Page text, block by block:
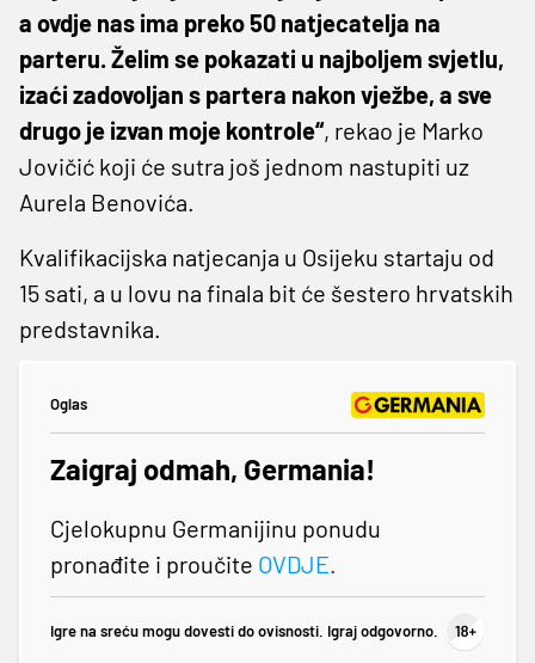
a ovdje nas ima preko 50 natjecatelja na
parteru. Želim se pokazati u najboljem svjetlu,
izaći zadovoljan s partera nakon vježbe, a sve
drugo je izvan moje kontrole“, rekao je Marko
Jovičić koji će sutra još jednom nastupiti uz
Aurela Benovića.
Kvalifikacijska natjecanja u Osijeku startaju od
15 sati, a u lovu na finala bit će šestero hrvatskih
predstavnika.
Oglas
Zaigraj odmah, Germania!
Cjelokupnu Germanijinu ponudu
pronađite i proučite OVDJE.
Igre na sreću mogu dovesti do ovisnosti. Igraj odgovorno.